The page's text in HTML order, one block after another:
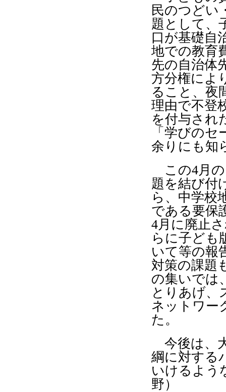
民のつどい
題として、
口が基礎自
地での教育
先の自治体
方分権によ
ること、夜
理由で不登
を付与され
「学びの
余りにも知
この4月
題を結び付
ら、中学校
である要保
4月に廃止
らに子ども
いて等の報
対策の課題
の集いでは
とりあげ、
ネットワー
た。
今後は、
綱に対する
いけるよう
野）